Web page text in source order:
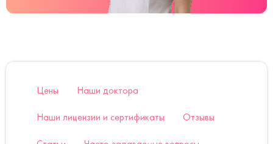
Цены Наши доктора
Наши лицензии и сертификаты Отзывы